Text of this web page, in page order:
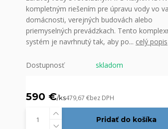
kompletným riešením pre úpravu vody vo
domácnosti, verejných budovách alebo
priemyselných prevádzkach. Tento
systém je navrhnutý tak, aby po... celý popis
Dostupnosť skladom
590 €/ks479,67 €bez DPH
Pridať do košíka